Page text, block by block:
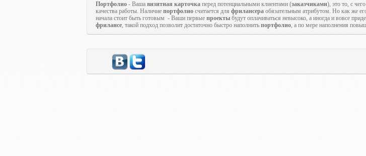
Портфолио - Ваша визитная карточка перед потенциальными клиентами (заказчиками), это то, с
качества работы. Наличие портфолио считается для фрилансера обязательным атрибутом. Но как же
начала стоит быть готовым - Ваши первые проекты будут оплачиваться невысоко, а иногда и вовсе
фрилансе, такой подход позволит достаточно быстро наполнить портфолио, а по мере наполнения